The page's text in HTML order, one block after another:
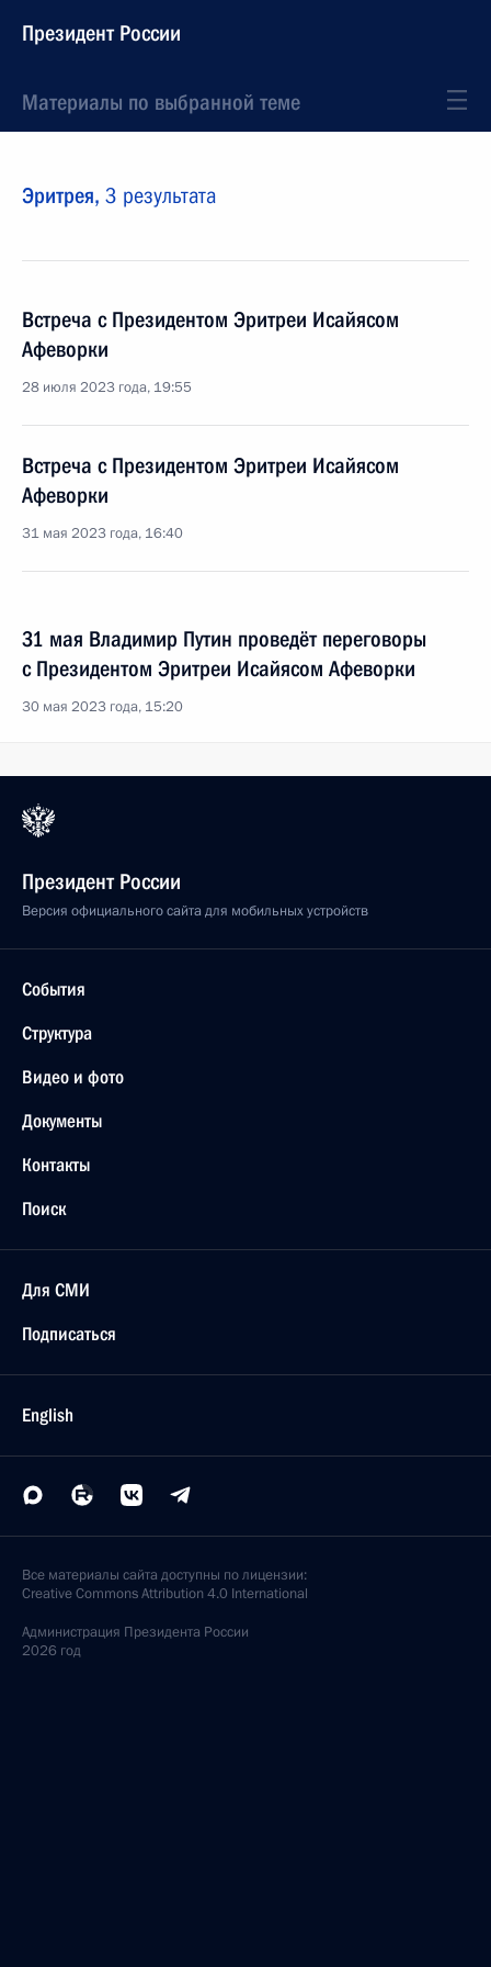
Президент России
Материалы по выбранной теме
Эритрея, 3 результата
Встреча с Президентом Эритреи Исайясом
Афеворки
28 июля 2023 года, 19:55
Встреча с Президентом Эритреи Исайясом
Афеворки
31 мая 2023 года, 16:40
31 мая Владимир Путин проведёт переговоры
с Президентом Эритреи Исайясом Афеворки
30 мая 2023 года, 15:20
Президент России
Версия официального сайта для мобильных устройств
События
Структура
Видео и фото
Документы
Контакты
Поиск
Для СМИ
Подписаться
English
Все материалы сайта доступны по лицензии:
Creative Commons Attribution 4.0 International
Администрация Президента России
2026 год